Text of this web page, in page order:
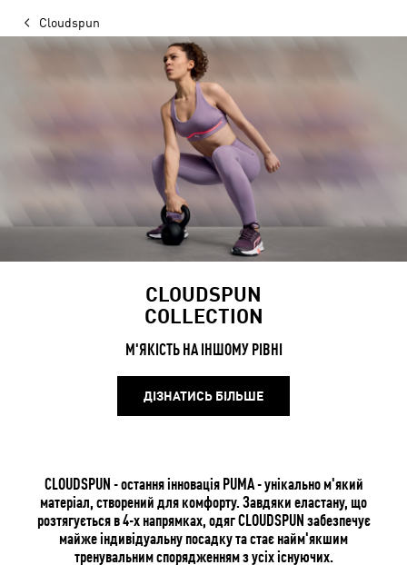
Cloudspun
CLOUDSPUN
COLLECTION
М'ЯКІСТЬ НА ІНШОМУ РІВНІ
ДІЗНАТИСЬ БІЛЬШЕ
CLOUDSPUN - остання інновація PUMA - унікально м'який
матеріал, створений для комфорту. Завдяки еластану, що
розтягується в 4-х напрямках, одяг CLOUDSPUN забезпечує
майже індивідуальну посадку та стає найм'якшим
тренувальним спорядженням з усіх існуючих.